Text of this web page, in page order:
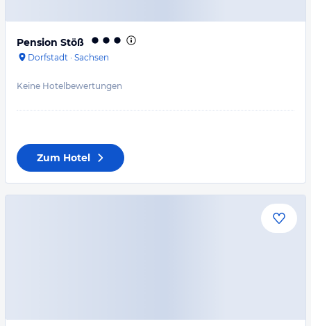
Pension Stöß
Dorfstadt · Sachsen
Keine Hotelbewertungen
Zum Hotel